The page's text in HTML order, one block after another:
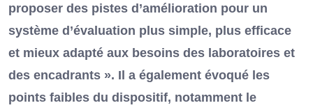
proposer des pistes d’amélioration pour un
système d’évaluation plus simple, plus efficace
et mieux adapté aux besoins des laboratoires et
des encadrants ». Il a également évoqué les
points faibles du dispositif, notamment le